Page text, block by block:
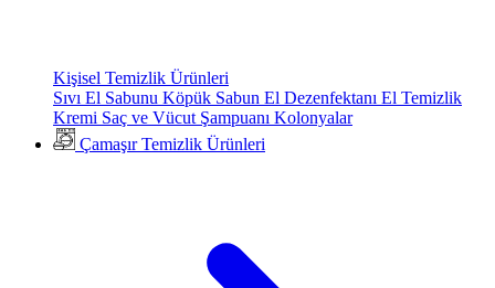
Kişisel Temizlik Ürünleri
Sıvı El Sabunu Köpük Sabun El Dezenfektanı El Temizlik
Kremi Saç ve Vücut Şampuanı Kolonyalar
Çamaşır Temizlik Ürünleri